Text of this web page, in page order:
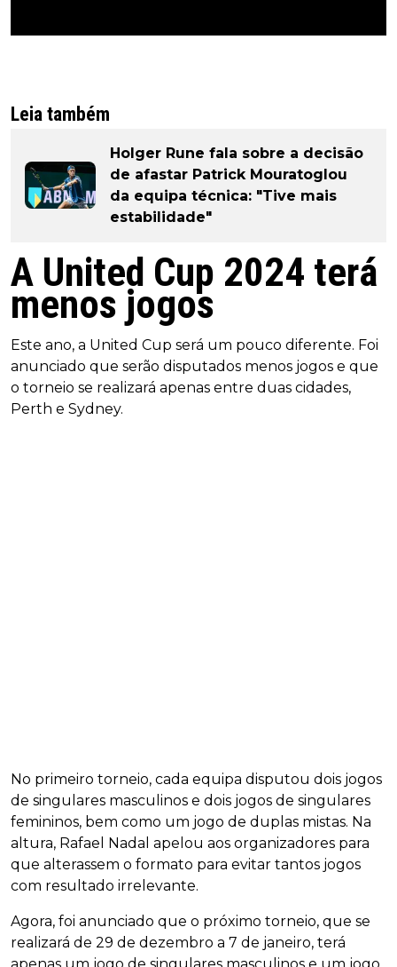
Leia também
Holger Rune fala sobre a decisão
de afastar Patrick Mouratoglou
da equipa técnica: "Tive mais
estabilidade"
A United Cup 2024 terá
menos jogos
Este ano, a United Cup será um pouco diferente. Foi
anunciado que serão disputados menos jogos e que
o torneio se realizará apenas entre duas cidades,
Perth e Sydney.
No primeiro torneio, cada equipa disputou dois jogos
de singulares masculinos e dois jogos de singulares
femininos, bem como um jogo de duplas mistas. Na
altura, Rafael Nadal apelou aos organizadores para
que alterassem o formato para evitar tantos jogos
com resultado irrelevante.
Agora, foi anunciado que o próximo torneio, que se
realizará de 29 de dezembro a 7 de janeiro, terá
apenas um jogo de singulares masculinos e um jogo